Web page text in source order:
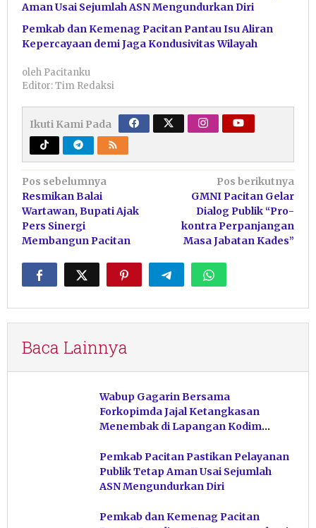
Aman Usai Sejumlah ASN Mengundurkan Diri
Pemkab dan Kemenag Pacitan Pantau Isu Aliran
Kepercayaan demi Jaga Kondusivitas Wilayah
oleh Pacitanku
Editor: Tim Redaksi
Ikuti Kami Pada
Navigasi
pos
Pos sebelumnya
Resmikan Balai
Wartawan, Bupati Ajak
Pers Sinergi
Membangun Pacitan
Pos berikutnya
GMNI Pacitan Gelar
Dialog Publik “Pro-
kontra Perpanjangan
Masa Jabatan Kades”
Baca Lainnya
Wabup Gagarin Bersama
Forkopimda Jajal Ketangkasan
Menembak di Lapangan Kodim
Pemkab Pacitan Pastikan Pelayanan
Publik Tetap Aman Usai Sejumlah
ASN Mengundurkan Diri
Pemkab dan Kemenag Pacitan